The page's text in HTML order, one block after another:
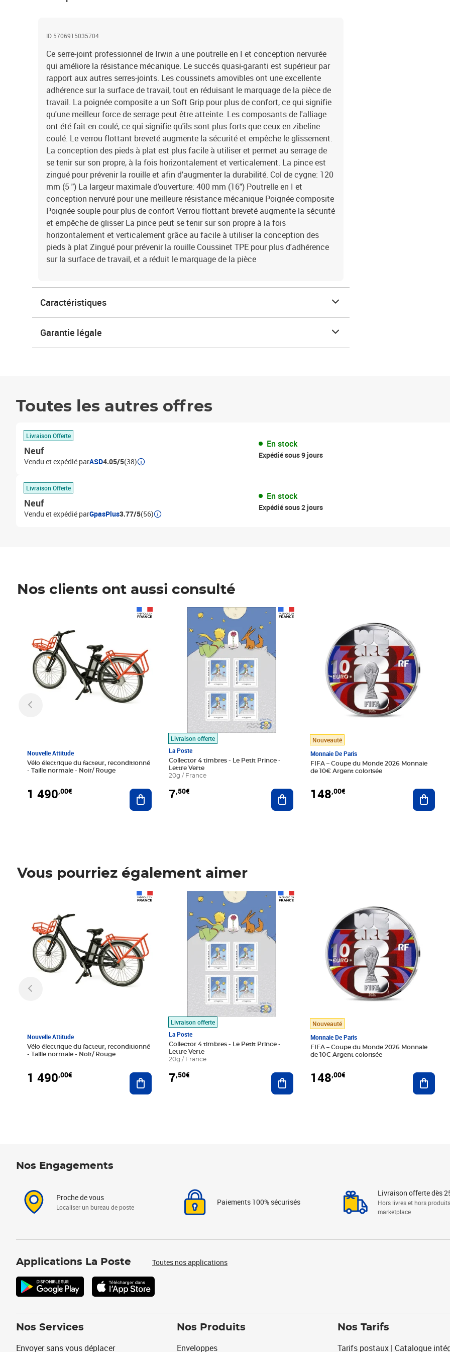
ID 5706915035704
Ce serre-joint professionnel de Irwin a une poutrelle en I et conception nervurée
qui améliore la résistance mécanique. Le succés quasi-garanti est supérieur par
rapport aux autres serres-joints. Les coussinets amovibles ont une excellente
adhérence sur la surface de travail, tout en réduisant le marquage de la pièce de
travail. La poignée composite a un Soft Grip pour plus de confort, ce qui signifie
qu'une meilleur force de serrage peut être atteinte. Les composants de l'alliage
ont été fait en coulé, ce qui signifie qu'ils sont plus forts que ceux en zibeline
coulé. Le verrou flottant breveté augmente la sécurité et empêche le glissement.
La conception des pieds à plat est plus facile à utiliser et permet au serrage de
se tenir sur son propre, à la fois horizontalement et verticalement. La pince est
zingué pour prévenir la rouille et afin d'augmenter la durabilité. Col de cygne: 120
mm (5 ") La largeur maximale d'ouverture: 400 mm (16") Poutrelle en I et
conception nervuré pour une meilleure résistance mécanique Poignée composite
Poignée souple pour plus de confort Verrou flottant breveté augmente la sécurité
et empêche de glisser La pince peut se tenir sur son propre à la fois
horizontalement et verticalement grâce au facile à utiliser la conception des
pieds à plat Zingué pour prévenir la rouille Coussinet TPE pour plus d'adhérence
sur la surface de travail, et a réduit le marquage de la pièce
Caractéristiques
Garantie légale
Toutes les autres offres
Livraison Offerte
Neuf
Vendu et expédié parASD4.05/5(38)
En stock
Expédié sous 9 jours
Livraison Offerte
Neuf
Vendu et expédié parGpasPlus3.77/5(56)
En stock
Expédié sous 2 jours
Nos clients ont aussi consulté
Nouvelle Attitude
Vélo électrique du facteur, reconditionné
- Taille normale - Noir/ Rouge
1 490,00€ Ajouter au panier
Livraison offerte
La Poste
Collector 4 timbres - Le Petit Prince -
Lettre Verte
20g / France
7,50€
Prix 7,50€
Ajouter au panier
Nouveauté
Monnaie De Paris
FIFA – Coupe du Monde 2026 Monnaie
de 10€ Argent colorisée
148,00€
Vous pourriez également aimer
Nouvelle Attitude
Vélo électrique du facteur, reconditionné
- Taille normale - Noir/ Rouge
1 490,00€ Ajouter au panier
Livraison offerte
La Poste
Collector 4 timbres - Le Petit Prince -
Lettre Verte
20g / France
7,50€
Prix 7,50€
Ajouter au panier
Nouveauté
Monnaie De Paris
FIFA – Coupe du Monde 2026 Monnaie
de 10€ Argent colorisée
148,00€
Nos Engagements
Proche de vous
Localiser un bureau de poste
Paiements 100% sécurisés
Livraison offerte dès
Hors livres et hors produits
marketplace
Applications La Poste Toutes nos applications
Nos Services
Envoyer sans vous déplacer
Nos Produits
Enveloppes
Nos Tarifs
Tarifs postaux | Catalogue